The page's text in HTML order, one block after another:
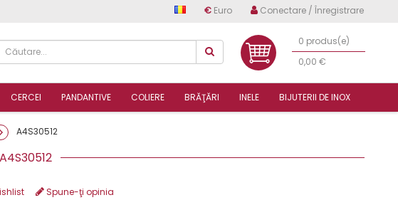
€ Euro Conectare / Înregistrare
0 produs(e)
0,00 €
CERCEI PANDANTIVE COLIERE BRĂŢĂRI INELE BIJUTERII DE INOX
A4S30512
Spune-ţi opinia